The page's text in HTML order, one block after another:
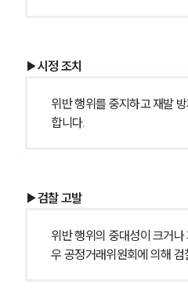
▶시정 조치
위반 행위를 중지하고 재발
합니다.
▶검찰 고발
위반 행위의 중대성이 크거
우 공정거래위원회에 의해 검